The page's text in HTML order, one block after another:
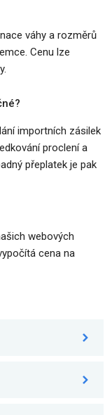
váhy a rozměrů
Cenu lze
importních zásilek
proclení a
přeplatek je pak
webových
cena na